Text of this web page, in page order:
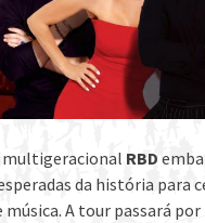
RBD
da história para
música. A tour passará